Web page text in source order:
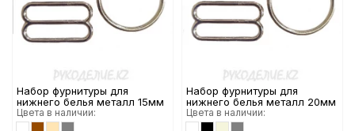
Набор фурнитуры для
нижнего белья металл 15мм
Цвета в наличии:
Набор фурнитуры для
нижнего белья металл 20мм
Цвета в наличии: